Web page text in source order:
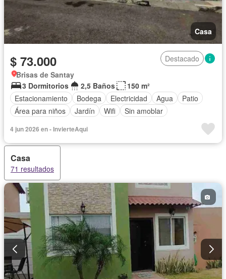
Casa
$ 73.000
Destacado
Brisas de Santay
3 Dormitorios
2,5 Baños
150 m²
Estacionamiento
Bodega Electricidad Agua
Patio
Área para niños
Jardín Wifi Sin amoblar
4 jun 2026 en - InvierteAqui
Casa
71 resultados